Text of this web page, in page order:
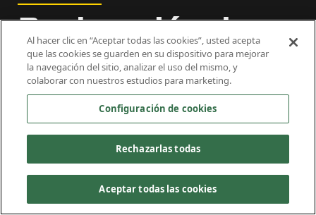
Declaración de
Privacidad
Al hacer clic en “Aceptar todas las cookies”, usted acepta
que las cookies se guarden en su dispositivo para mejorar
la navegación del sitio, analizar el uso del mismo, y
colaborar con nuestros estudios para marketing.
Configuración de cookies
Rechazarlas todas
Aceptar todas las cookies